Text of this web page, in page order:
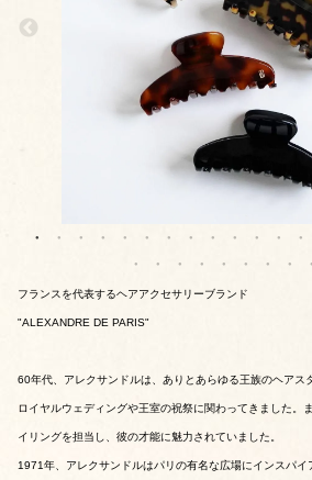
フランスを代表するヘアアクセサリーブランド
"ALEXANDRE DE PARIS"
60年代、アレクサンドルは、ありとあらゆる王族のヘアス
ロイヤルウェディングや王室の祝祭に関わってきました。
イリングを担当し、彼の才能に魅力されていました。
1971年、アレクサンドルはパリの有名な広場にインスパ